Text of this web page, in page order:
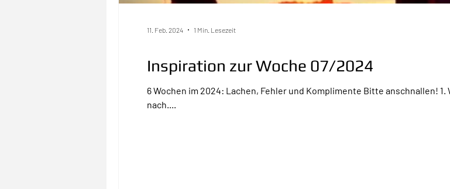
Inspiration zur Woche 07/2024
6 Wochen im 2024: Lachen, Fehler und Komplimente Bitte anschnallen!
nach....
11. Feb. 2024 1 Min. Lesezeit